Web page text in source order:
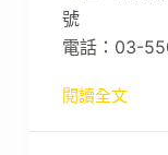
號
電話：03-
閱讀全文